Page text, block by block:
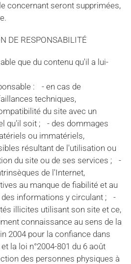
concernant seront supprimées,
DE RESPONSABILITÉ
que du contenu qu'il a lui-
: - en cas de
techniques,
du site avec un
qu'il soit ; - des dommages
ou immatériels,
résultant de l'utilisation ou
du site ou de ses services ; -
de l'Internet,
au manque de fiabilité et au
des informations y circulant ; -
illicites utilisant son site et ce,
connaissance au sens de la
2004 pour la confiance dans
la loi n°2004-801 du 6 août
des personnes physiques à